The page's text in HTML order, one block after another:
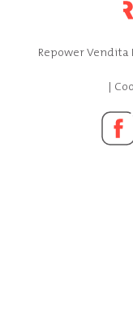
Repower
|